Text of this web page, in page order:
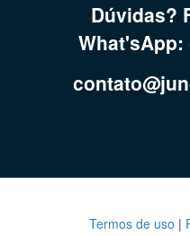
Dúvidas?
What'sApp:
Termos de uso |